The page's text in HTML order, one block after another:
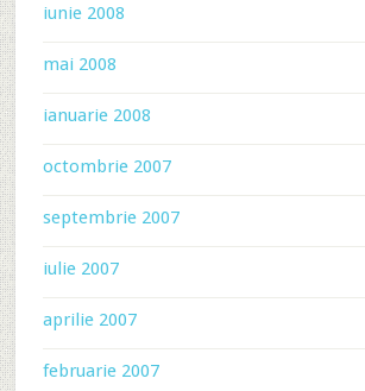
iunie 2008
mai 2008
ianuarie 2008
octombrie 2007
septembrie 2007
iulie 2007
aprilie 2007
februarie 2007